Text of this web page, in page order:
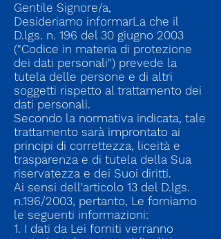
Gentile Signore/a,
Desideriamo informarLa che il
D.lgs. n. 196 del 30 giugno 2003
("Codice in materia di protezione
dei dati personali") prevede la
tutela delle persone e di altri
soggetti rispetto al trattamento dei
dati personali.
Secondo la normativa indicata, tale
trattamento sarà improntato ai
principi di correttezza, liceità e
trasparenza e di tutela della Sua
riservatezza e dei Suoi diritti.
Ai sensi dell'articolo 13 del D.lgs.
n.196/2003, pertanto, Le forniamo
le seguenti informazioni:
1. I dati da Lei forniti verranno